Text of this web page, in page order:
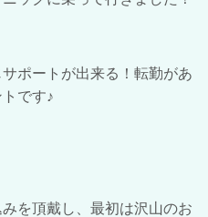
ポートが出来る！転勤があ
です♪
を頂戴し、最初は沢山のお